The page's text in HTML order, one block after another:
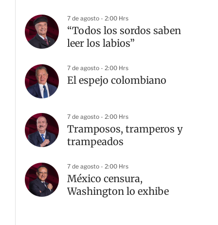
7 de agosto - 2:00 Hrs
“Todos los sordos saben
leer los labios”
7 de agosto - 2:00 Hrs
El espejo colombiano
7 de agosto - 2:00 Hrs
Tramposos, tramperos y
trampeados
7 de agosto - 2:00 Hrs
México censura,
Washington lo exhibe